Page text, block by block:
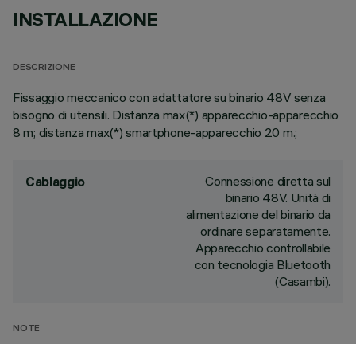
INSTALLAZIONE
DESCRIZIONE
Fissaggio meccanico con adattatore su binario 48V senza
bisogno di utensili. Distanza max(*) apparecchio-apparecchio
8 m; distanza max(*) smartphone-apparecchio 20 m.;
Cablaggio
Connessione diretta sul
binario 48V. Unità di
alimentazione del binario da
ordinare separatamente.
Apparecchio controllabile
con tecnologia Bluetooth
(Casambi).
NOTE